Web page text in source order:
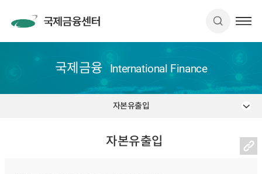
국제금융 International Finance
자본유출입
자본유출입